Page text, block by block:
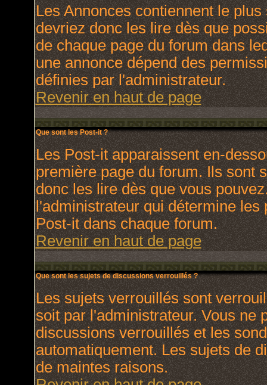
Les Annonces contiennent le
devriez donc les lire dès que
de chaque page du forum dans
une annonce dépend des
définies par l'administrateur.
Revenir en haut de page
Que sont les Post-it ?
Les Post-it apparaissent en-
première page du forum. Ils sont
donc les lire dès que vous
l'administrateur qui détermine
Post-it dans chaque forum.
Revenir en haut de page
Que sont les sujets de discussions verrouillés ?
Les sujets verrouillés sont
soit par l'administrateur. Vous ne
discussions verrouillés et les
automatiquement. Les sujets de
de maintes raisons.